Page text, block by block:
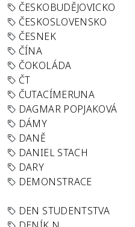
ČESKOBUDĚJOVICKO
ČESKOSLOVENSKO
ČESNEK
ČÍNA
ČOKOLÁDA
ČT
ČUTACÍMERUNA
DAGMAR POPJAKOVÁ
DÁMY
DANĚ
DANIEL STACH
DARY
DEMONSTRACE
DEN STUDENTSTVA